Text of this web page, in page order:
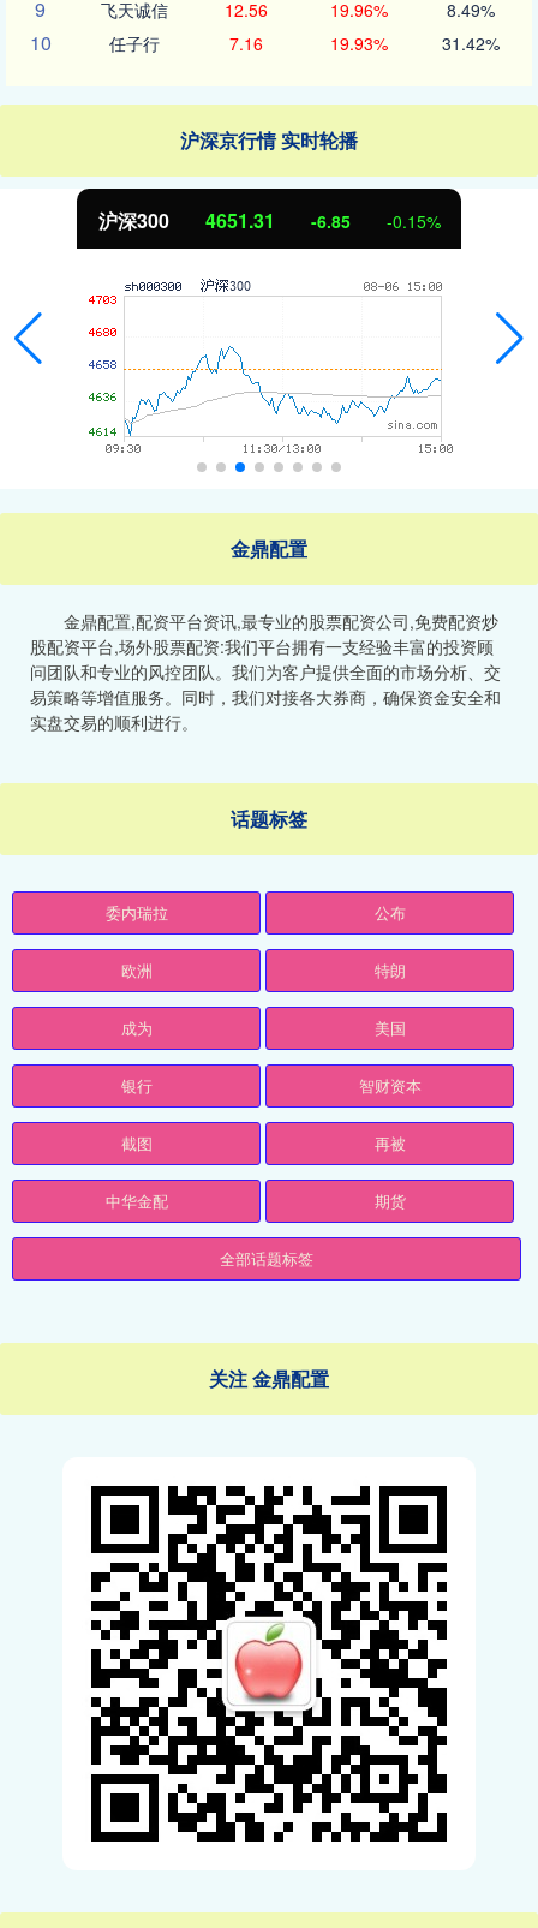
9 飞天诚信 12.56 19.96% 8.49%
10 任子行 7.16 19.93% 31.42%
沪深京行情 实时轮播
沪深300 4651.31 -6.85 -0.15%
金鼎配置
金鼎配置,配资平台资讯,最专业的股票配资公司,免费配资炒
股配资平台,场外股票配资:我们平台拥有一支经验丰富的投资顾
问团队和专业的风控团队。我们为客户提供全面的市场分析、交
易策略等增值服务。同时，我们对接各大券商，确保资金安全和
实盘交易的顺利进行。
话题标签
委内瑞拉 公布
欧洲 特朗
成为 美国
银行 智财资本
截图 再被
中华金配 期货
全部话题标签
关注 金鼎配置